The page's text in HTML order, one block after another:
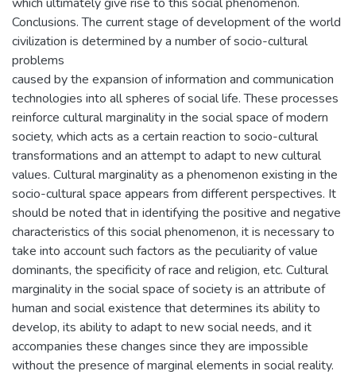
Conclusions. The current stage of development of the world
civilization is determined by a number of socio-cultural
problems
caused by the expansion of information and communication
technologies into all spheres of social life. These processes
reinforce cultural marginality in the social space of modern
society, which acts as a certain reaction to socio-cultural
transformations and an attempt to adapt to new cultural
values. Cultural marginality as a phenomenon existing in the
socio-cultural space appears from different perspectives. It
should be noted that in identifying the positive and negative
characteristics of this social phenomenon, it is necessary to
take into account such factors as the peculiarity of value
dominants, the specificity of race and religion, etc. Cultural
marginality in the social space of society is an attribute of
human and social existence that determines its ability to
develop, its ability to adapt to new social needs, and it
accompanies these changes since they are impossible
without the presence of marginal elements in social reality.